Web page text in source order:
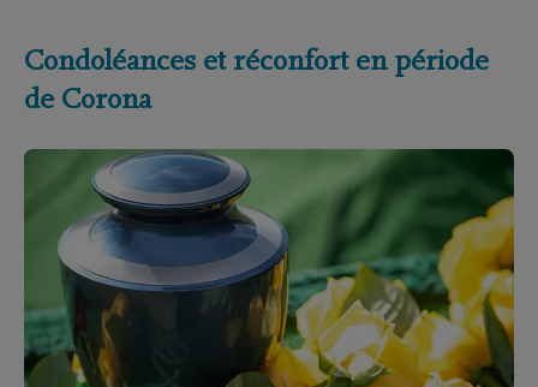
Condoléances et réconfort en période
de Corona